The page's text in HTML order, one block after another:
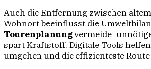
Auch die Entfernung zwischen
Wohnort beeinflusst die
Tourenplanungvermeidet
spart Kraftstoff. Digitale Tools
umgehen und die effizienteste